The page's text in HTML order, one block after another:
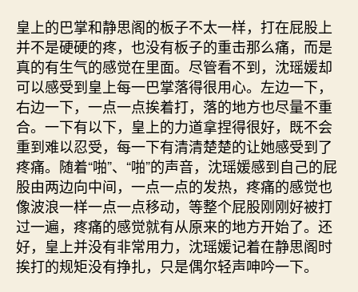
皇上的巴掌和静思阁的板子不太一样，打在屁股上
并不是硬硬的疼，也没有板子的重击那么痛，而是
真的有生气的感觉在里面。尽管看不到，沈瑶媛却
可以感受到皇上每一巴掌落得很用心。左边一下，
右边一下，一点一点挨着打，落的地方也尽量不重
合。一下有以下，皇上的力道拿捏得很好，既不会
重到难以忍受，每一下有清清楚楚的让她感受到了
疼痛。随着“啪”、“啪”的声音，沈瑶媛感到自己的屁
股由两边向中间，一点一点的发热，疼痛的感觉也
像波浪一样一点一点移动，等整个屁股刚刚好被打
过一遍，疼痛的感觉就有从原来的地方开始了。还
好，皇上并没有非常用力，沈瑶媛记着在静思阁时
挨打的规矩没有挣扎，只是偶尔轻声呻吟一下。